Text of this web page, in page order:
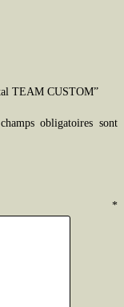
TEAM CUSTOM”
obligatoires sont
*